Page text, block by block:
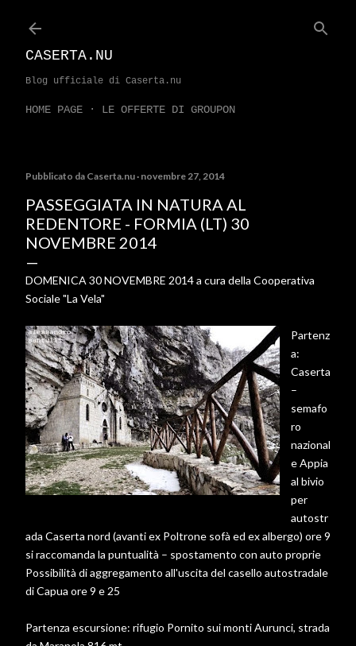
CASERTA.NU
Blog ufficiale di Caserta.nu
HOME PAGE LE OFFERTE DI GROUPON
Pubblicato da Caserta.nu novembre 27, 2014
PASSEGGIATA IN NATURA AL
REDENTORE - FORMIA (LT) 30
NOVEMBRE 2014
DOMENICA 30 NOVEMBRE 2014 a cura della Cooperativa
Sociale "La Vela"
Partenz
a:
Caserta
–
semafo
ro
nazional
e Appia
al bivio
per
autostr
ada Caserta nord (avanti ex Poltrone sofà ed ex albergo) ore 9
si raccomanda la puntualità – spostamento con auto proprie
Possibilità di aggregamento all'uscita del casello autostradale
di Capua ore 9 e 25
Partenza escursione: rifugio Pornito sui monti Aurunci, strada